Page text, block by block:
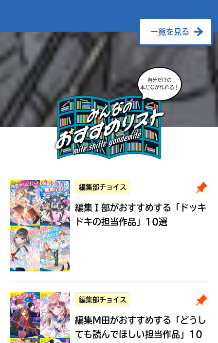
一覧を見る
自分だけの
本だなが作れる！
編集部チョイス
編集Ｉ部がおすすめする 「ドッキ
ドキの担当作品」10選
編集部チョイス
編集M田がおすすめする 「どうし
ても読んでほしい担当作品」10